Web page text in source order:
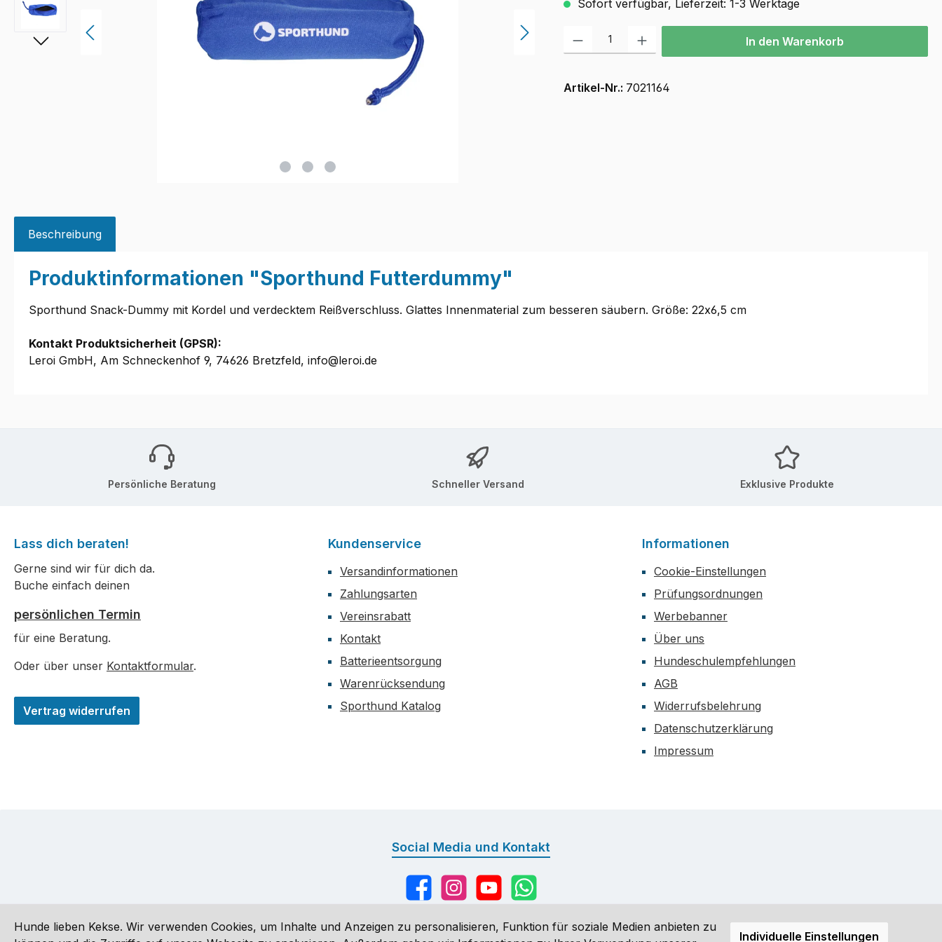
Sofort verfügbar, Lieferzeit: 1-3 Werktage
Produkt Anzahl: Gib den gewünschten Wert ein oder benutze die Schaltflächen
In den Warenkorb
Artikel-Nr.: 7021164
Beschreibung
Produktinformationen "Sporthund Futterdummy"
Sporthund Snack-Dummy mit Kordel und verdecktem Reißverschluss. Glattes Innenmaterial zum besseren säubern. Größe: 22x6,5 cm
Kontakt Produktsicherheit (GPSR):
Leroi GmbH, Am Schneckenhof 9, 74626 Bretzfeld, info@leroi.de
Persönliche Beratung Schneller Versand Exklusive Produkte
Lass dich beraten!
Gerne sind wir für dich da.
Buche einfach deinen
persönlichen Termin
für eine Beratung.
Oder über unser Kontaktformular.
Vertrag widerrufen
Kundenservice
Versandinformationen
Zahlungsarten
Vereinsrabatt
Kontakt
Batterieentsorgung
Warenrücksendung
Sporthund Katalog
Informationen
Cookie-Einstellungen
Prüfungsordnungen
Werbebanner
Über uns
Hundeschulempfehlungen
AGB
Widerrufsbelehrung
Datenschutzerklärung
Impressum
Social Media und Kontakt
FacebookInstagramYouTubeWhatsApp
Hunde lieben Kekse. Wir verwenden Cookies, um Inhalte und Anzeigen zu personalisieren, Funktion für soziale Medien anbieten zu
Individuelle Einstellungen